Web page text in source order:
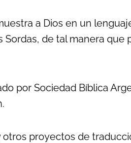
a Dios en un
de tal manera que
por Sociedad Bíblica
proyectos de